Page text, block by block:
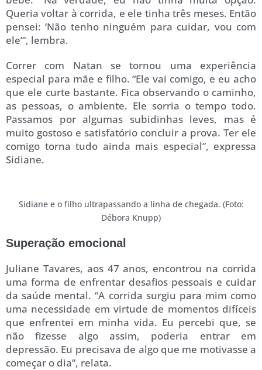
Queria voltar à corrida, e ele tinha três meses. Então
pensei: ‘Não tenho ninguém para cuidar, vou com
ele’”, lembra.
Correr com Natan se tornou uma experiência
especial para mãe e filho. “Ele vai comigo, e eu acho
que ele curte bastante. Fica observando o caminho,
as pessoas, o ambiente. Ele sorria o tempo todo.
Passamos por algumas subidinhas leves, mas é
muito gostoso e satisfatório concluir a prova. Ter ele
comigo torna tudo ainda mais especial”, expressa
Sidiane.
Sidiane e o filho ultrapassando a linha de chegada. (Foto:
Débora Knupp)
Superação emocional
Juliane Tavares, aos 47 anos, encontrou na corrida
uma forma de enfrentar desafios pessoais e cuidar
da saúde mental. “A corrida surgiu para mim como
uma necessidade em virtude de momentos difíceis
que enfrentei em minha vida. Eu percebi que, se
não fizesse algo assim, poderia entrar em
depressão. Eu precisava de algo que me motivasse a
começar o dia”, relata.